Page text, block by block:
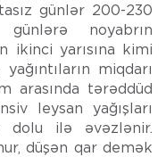
günlər 200-230
noyabrın
ikinci yarısına kimi
miqdarı
arasında tərəddüd
leysan yağışları
dolu ilə əvəzlənir.
düşən qar demək